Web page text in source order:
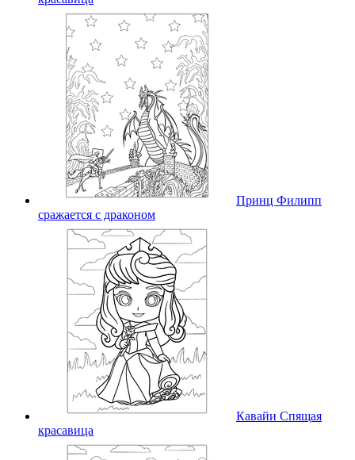
Принц Филипп
сражается с драконом
Кавайи Спящая
красавица